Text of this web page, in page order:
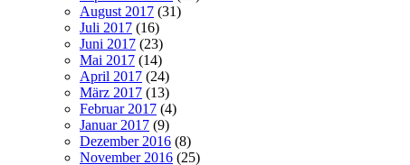
August 2017 (31)
Juli 2017 (16)
Juni 2017 (23)
Mai 2017 (14)
April 2017 (24)
März 2017 (13)
Februar 2017 (4)
Januar 2017 (9)
Dezember 2016 (8)
November 2016 (25)